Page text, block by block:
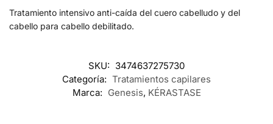
Tratamiento intensivo anti-caída del cuero cabelludo y del
cabello para cabello debilitado.
SKU: 3474637275730
Categoría: Tratamientos capilares
Marca: Genesis, KÉRASTASE